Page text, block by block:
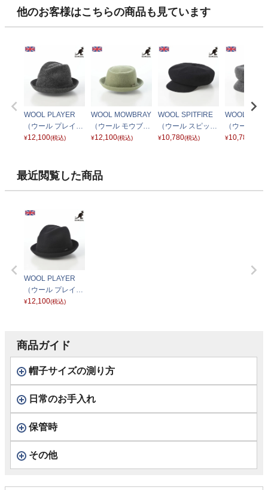
他のお客様はこちらの商品も見ています
WOOL PLAYER
（ウール プレイヤ
ー） ダークフラン
¥12,100(税込)
WOOL MOWBRAY
（ウール モウブレ
イ） オイルグリー
¥12,100(税込)
WOOL SPITFIRE
（ウール スピット
ファイア） ブラッ
¥10,780(税込)
WOOL
（ウール ス
ファイア）
¥10,780
最近閲覧した商品
WOOL PLAYER
（ウール プレイヤ
ー） ブラック
¥12,100(税込)
商品ガイド
帽子サイズの測り方
日常のお手入れ
保管時
その他